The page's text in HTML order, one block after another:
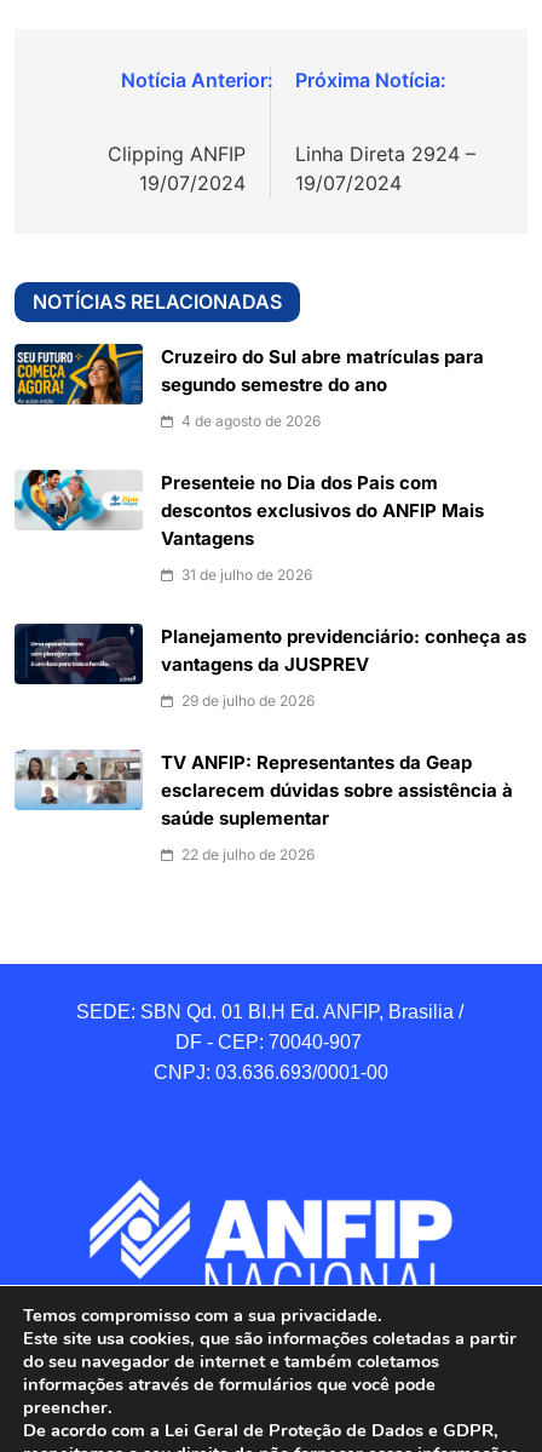
Navegação
Clipping ANFIP
19/07/2024
Linha Direta 2924 –
19/07/2024
NOTÍCIAS RELACIONADAS
Cruzeiro do Sul abre matrículas para
segundo semestre do ano
4 de agosto de 2026
Presenteie no Dia dos Pais com
descontos exclusivos do ANFIP Mais
Vantagens
31 de julho de 2026
Planejamento previdenciário: conheça as
vantagens da JUSPREV
29 de julho de 2026
TV ANFIP: Representantes da Geap
esclarecem dúvidas sobre assistência à
saúde suplementar
22 de julho de 2026
SEDE: SBN Qd. 01 BI.H Ed. ANFIP, Brasilia /
DF - CEP: 70040-907
CNPJ: 03.636.693/0001-00
Temos compromisso com a sua privacidade.
Este site usa cookies, que são informações coletadas a partir
do seu navegador de internet e também coletamos
informações através de formulários que você pode
preencher.
De acordo com a Lei Geral de Proteção de Dados e GDPR,